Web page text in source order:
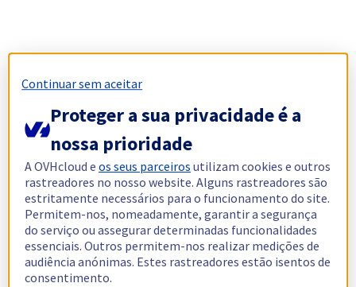
Continuar sem aceitar
Proteger a sua privacidade é a
nossa prioridade
A OVHcloud eos seus parceiros utilizam cookies e outros
rastreadores no nosso website. Alguns rastreadores são
estritamente necessários para o funcionamento do site.
Permitem-nos, nomeadamente, garantir a segurança
do serviço ou assegurar determinadas funcionalidades
essenciais. Outros permitem-nos realizar medições de
audiência anónimas. Estes rastreadores estão isentos de
consentimento.